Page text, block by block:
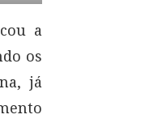
a
os
já